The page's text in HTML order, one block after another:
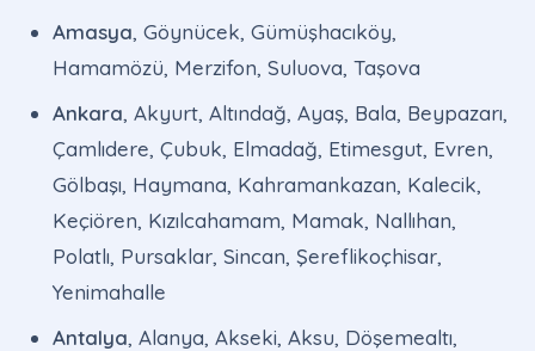
Amasya, Göynücek, Gümüşhacıköy,
Hamamözü, Merzifon, Suluova, Taşova
Ankara, Akyurt, Altındağ, Ayaş, Bala, Beypazarı,
Çamlıdere, Çubuk, Elmadağ, Etimesgut, Evren,
Gölbaşı, Haymana, Kahramankazan, Kalecik,
Keçiören, Kızılcahamam, Mamak, Nallıhan,
Polatlı, Pursaklar, Sincan, Şereflikoçhisar,
Yenimahalle
Antalya, Alanya, Akseki, Aksu, Döşemealtı,